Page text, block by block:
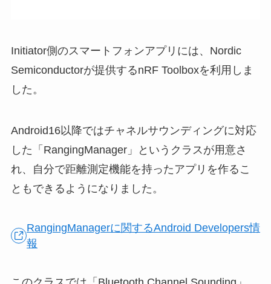
Initiator側のスマートフォンアプリには、Nordic
Semiconductorが提供するnRF Toolboxを利用しま
した。
Android16以降ではチャネルサウンディングに対応
した「RangingManager」というクラスが用意さ
れ、自分で距離測定機能を持ったアプリを作るこ
ともできるようになりました。
RangingManagerに関するAndroid Developers情
報